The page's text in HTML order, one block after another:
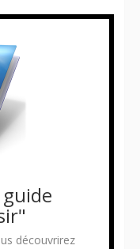
découvrirez